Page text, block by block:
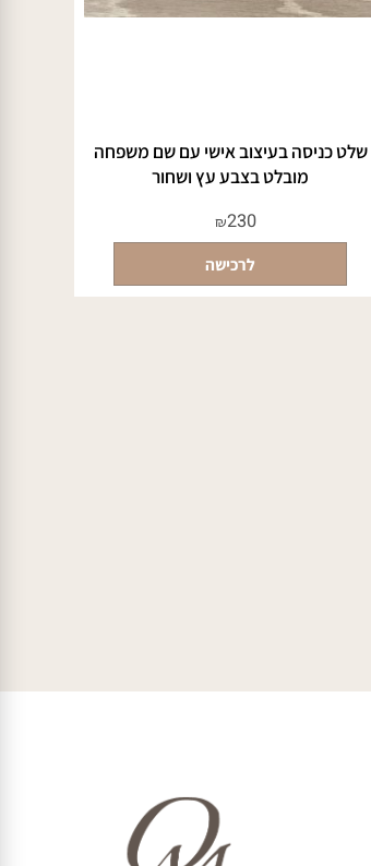
שלט כניסה בעיצוב אישי עם שם משפחה
מובלט בצבע עץ ושחור
₪230